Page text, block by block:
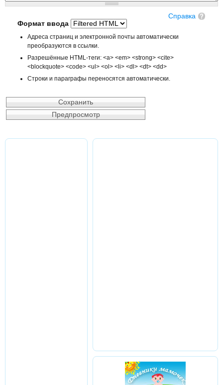
Справка
Формат ввода
Адреса страниц и электронной почты автоматически
преобразуются в ссылки.
Разрешённые HTML-теги: <a> <em> <strong> <cite>
<blockquote> <code> <ul> <ol> <li> <dl> <dt> <dd>
Строки и параграфы переносятся автоматически.